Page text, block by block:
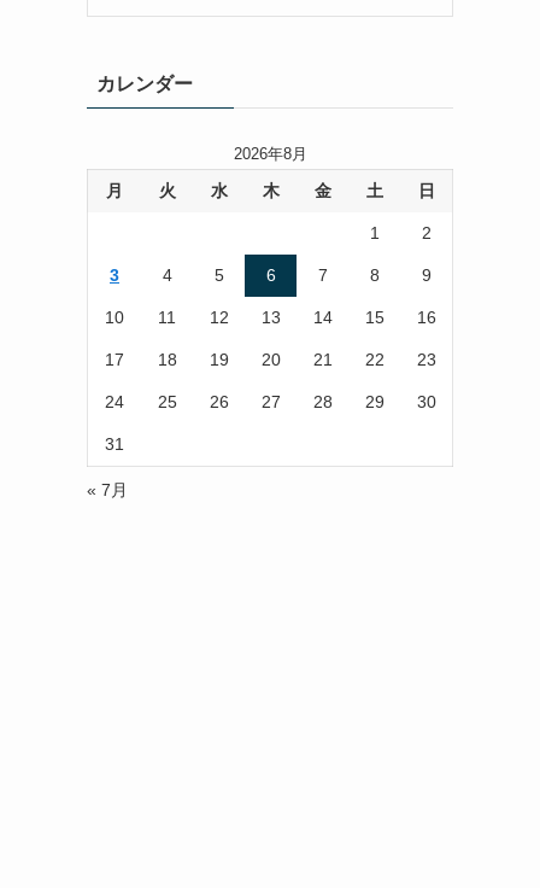
カレンダー
2026年8月
月 火 水 木 金 土 日
1 2
3 4 5 6 7 8 9
10 11 12 13 14 15 16
17 18 19 20 21 22 23
24 25 26 27 28 29 30
31
« 7月